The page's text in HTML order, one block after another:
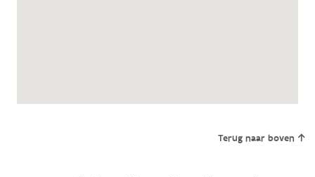
Terug naar boven